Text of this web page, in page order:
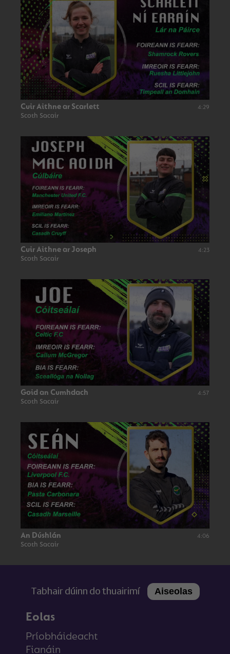
Cuir Aithne ar Scarlett
Scoth Sacair
4:29
Cuir Aithne ar Joseph
Scoth Sacair
4:23
Goid an Cumhdach
Scoth Sacair
4:57
An Dúshlán
Scoth Sacair
4:06
Tabhair dúinn do thuairimí Aiseolas
Eolas
Príobháideacht
Fianáin